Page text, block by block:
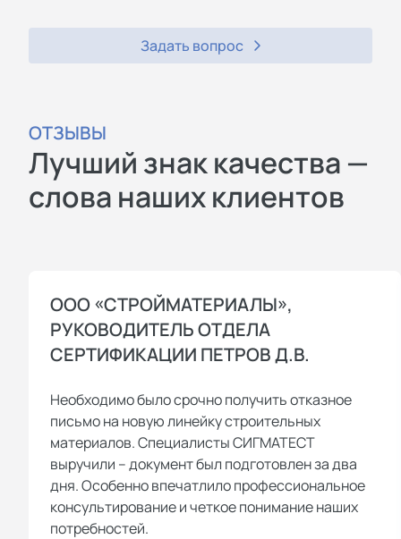
Задать вопрос
ОТЗЫВЫ
Лучший знак качества —
слова наших клиентов
ООО «СТРОЙМАТЕРИАЛЫ»,
РУКОВОДИТЕЛЬ ОТДЕЛА
СЕРТИФИКАЦИИ ПЕТРОВ Д.В.
Необходимо было срочно получить отказное
письмо на новую линейку строительных
материалов. Специалисты СИГМАТЕСТ
выручили – документ был подготовлен за два
дня. Особенно впечатлило профессиональное
консультирование и четкое понимание наших
потребностей.